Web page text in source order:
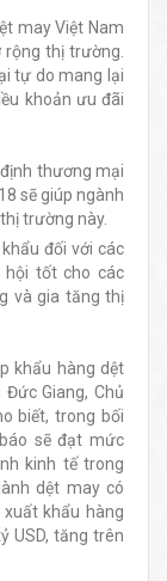
may Việt Nam
thị trường.
tự do mang lại
khoản ưu đãi
thương mại
sẽ giúp ngành
trường này.
đối với các
tốt cho các
và gia tăng thị
khẩu hàng dệt
Giang, Chủ
biết, trong bối
sẽ đạt mức
kinh tế trong
dệt may có
khẩu hàng
USD, tăng trên